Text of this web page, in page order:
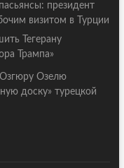
президент
визитом в Турции
Тегерану
Трампа»
Озгюру Озелю
доску» турецкой